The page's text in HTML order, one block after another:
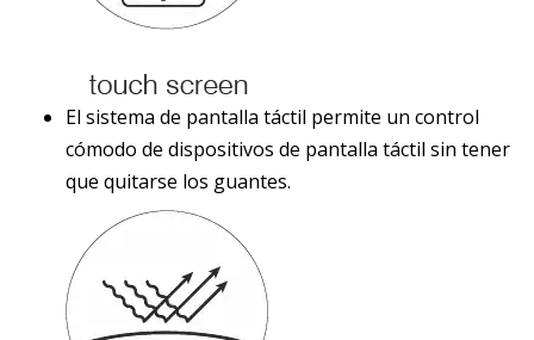
El sistema de pantalla táctil permite un control
cómodo de dispositivos de pantalla táctil sin tener
que quitarse los guantes.